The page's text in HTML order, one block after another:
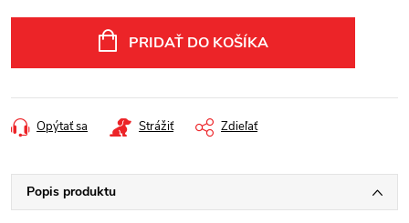
PRIDAŤ DO KOŠÍKA
Opýtať sa Strážiť Zdieľať
Popis produktu